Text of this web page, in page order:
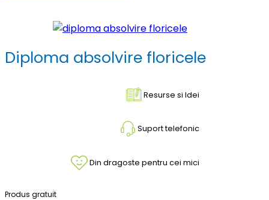
Diploma absolvire floricele
Resurse si Idei
Suport telefonic
Din dragoste pentru cei mici
Produs gratuit